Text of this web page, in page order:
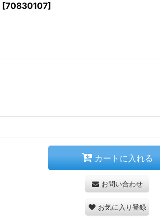
[70830107]
カートに入れる
お問い合わせ
お気に入り登録